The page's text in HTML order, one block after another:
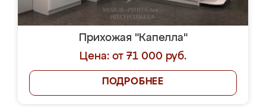
Прихожая "Капелла"
Цена: от 71 000 руб.
ПОДРОБНЕЕ